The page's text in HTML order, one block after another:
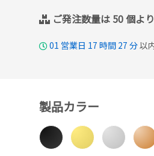
ご発注数量は 50 個よ
01 営業日 17 時間 27 分以
製品カラー